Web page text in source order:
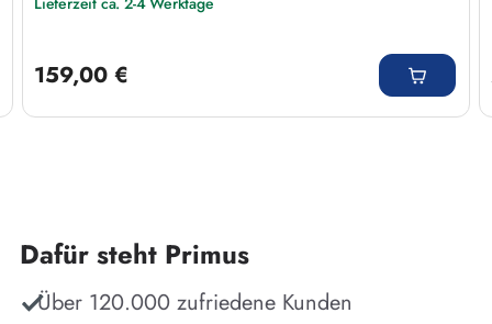
159,00 €
Dafür steht Primus
Über 120.000 zufriedene Kunden